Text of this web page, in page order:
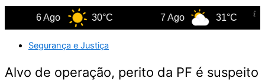
6 Ago 30°C 7 Ago 31°C
Segurança e Justiça
Alvo de operação, perito da PF é suspeito